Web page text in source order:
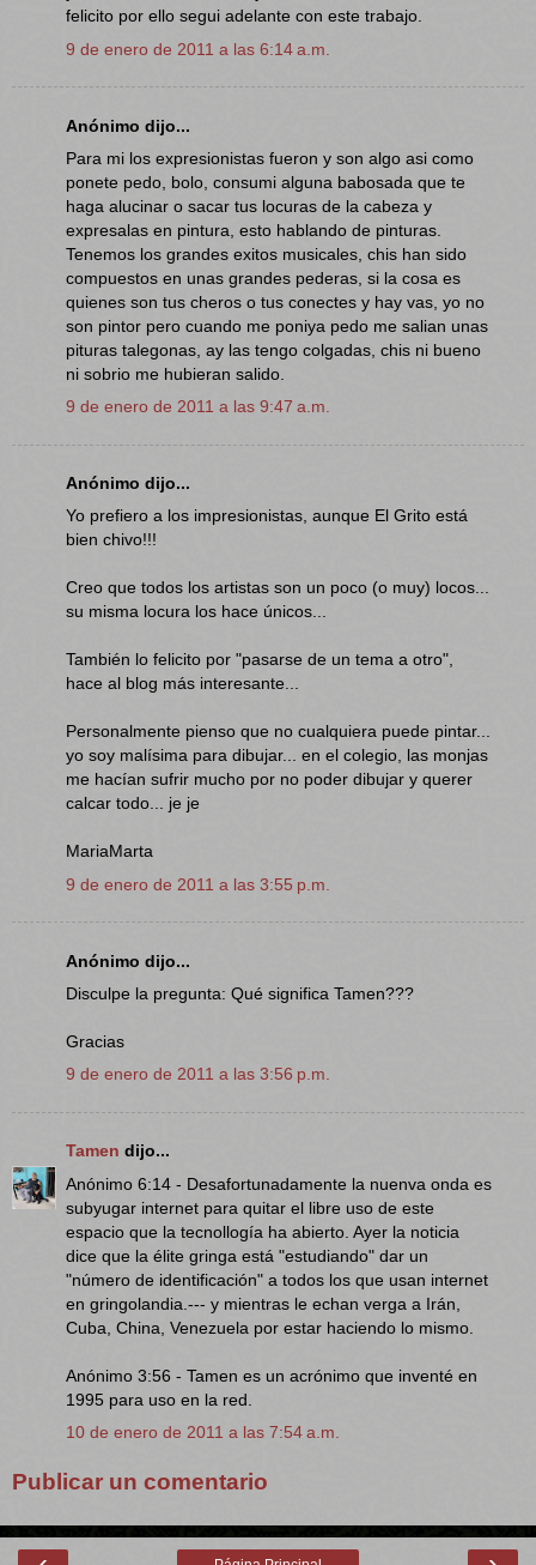
felicito por ello segui adelante con este trabajo.
9 de enero de 2011 a las 6:14 a.m.
Anónimo dijo...
Para mi los expresionistas fueron y son algo asi como
ponete pedo, bolo, consumi alguna babosada que te
haga alucinar o sacar tus locuras de la cabeza y
expresalas en pintura, esto hablando de pinturas.
Tenemos los grandes exitos musicales, chis han sido
compuestos en unas grandes pederas, si la cosa es
quienes son tus cheros o tus conectes y hay vas, yo no
son pintor pero cuando me poniya pedo me salian unas
pituras talegonas, ay las tengo colgadas, chis ni bueno
ni sobrio me hubieran salido.
9 de enero de 2011 a las 9:47 a.m.
Anónimo dijo...
Yo prefiero a los impresionistas, aunque El Grito está
bien chivo!!!
Creo que todos los artistas son un poco (o muy) locos...
su misma locura los hace únicos...
También lo felicito por "pasarse de un tema a otro",
hace al blog más interesante...
Personalmente pienso que no cualquiera puede pintar...
yo soy malísima para dibujar... en el colegio, las monjas
me hacían sufrir mucho por no poder dibujar y querer
calcar todo... je je
MariaMarta
9 de enero de 2011 a las 3:55 p.m.
Anónimo dijo...
Disculpe la pregunta: Qué significa Tamen???
Gracias
9 de enero de 2011 a las 3:56 p.m.
Tamen dijo...
Anónimo 6:14 - Desafortunadamente la nuenva onda es
subyugar internet para quitar el libre uso de este
espacio que la tecnollogía ha abierto. Ayer la noticia
dice que la élite gringa está "estudiando" dar un
"número de identificación" a todos los que usan internet
en gringolandia.--- y mientras le echan verga a Irán,
Cuba, China, Venezuela por estar haciendo lo mismo.
Anónimo 3:56 - Tamen es un acrónimo que inventé en
1995 para uso en la red.
10 de enero de 2011 a las 7:54 a.m.
Publicar un comentario